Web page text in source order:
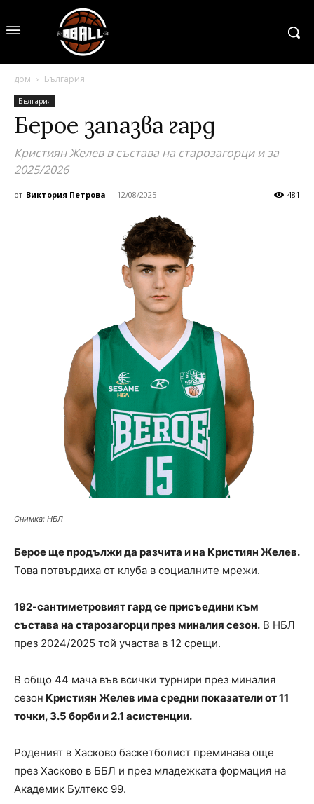
дом България
България
Берое запазва гард
Кристиян Желев в състава на старозагорци и за
2025/2026
от Виктория Петрова - 12/08/2025 481
Снимка: НБЛ
Берое ще продължи да разчита и на Кристиян Желев.
Това потвърдиха от клуба в социалните мрежи.
192-сантиметровият гард се присъедини към
състава на старозагорци през миналия сезон. В НБЛ
през 2024/2025 той участва в 12 срещи.
В общо 44 мача във всички турнири през миналия
сезон Кристиян Желев има средни показатели от 11
точки, 3.5 борби и 2.1 асистенции.
Роденият в Хасково баскетболист преминава още
през Хасково в ББЛ и през младежката формация на
Академик Бултекс 99.